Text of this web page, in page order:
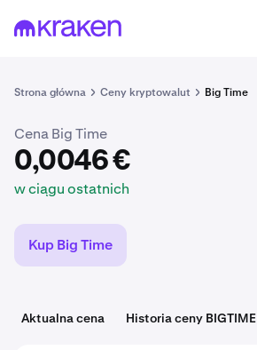
Strona główna Ceny kryptowalut Big Time
0,0046 €
Cena Big Time
0,0046 €
w ciągu ostatnich
Kup Big Time
Aktualna cena Historia ceny BIGTIME